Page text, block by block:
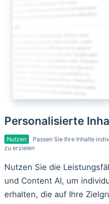
Personalisierte
Nutzen
Passen Sie Ihre Inhalte
zu erzielen
Nutzen Sie die
und Content AI, um
erhalten, die auf Ihre